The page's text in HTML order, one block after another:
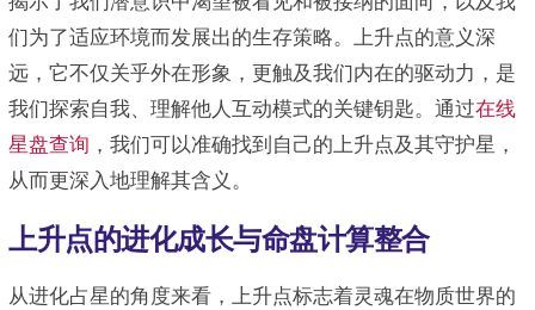
们为了适应环境而发展出的生存策略。上升点的意义深
远，它不仅关乎外在形象，更触及我们内在的驱动力，是
我们探索自我、理解他人互动模式的关键钥匙。通过在线
星盘查询 ，我们可以准确找到自己的上升点及其守护星，
从而更深入地理解其含义。
上升点的进化成长与命盘计算整合
从进化占星的角度来看，上升点标志着灵魂在物质世界的